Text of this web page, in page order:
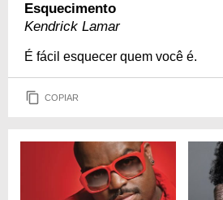
Esquecimento
Kendrick Lamar
É fácil esquecer quem você é.
COPIAR